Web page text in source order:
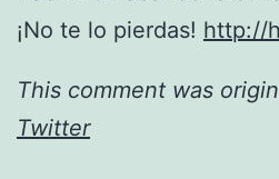
¡No te lo pierdas! http://
This comment was
Twitter